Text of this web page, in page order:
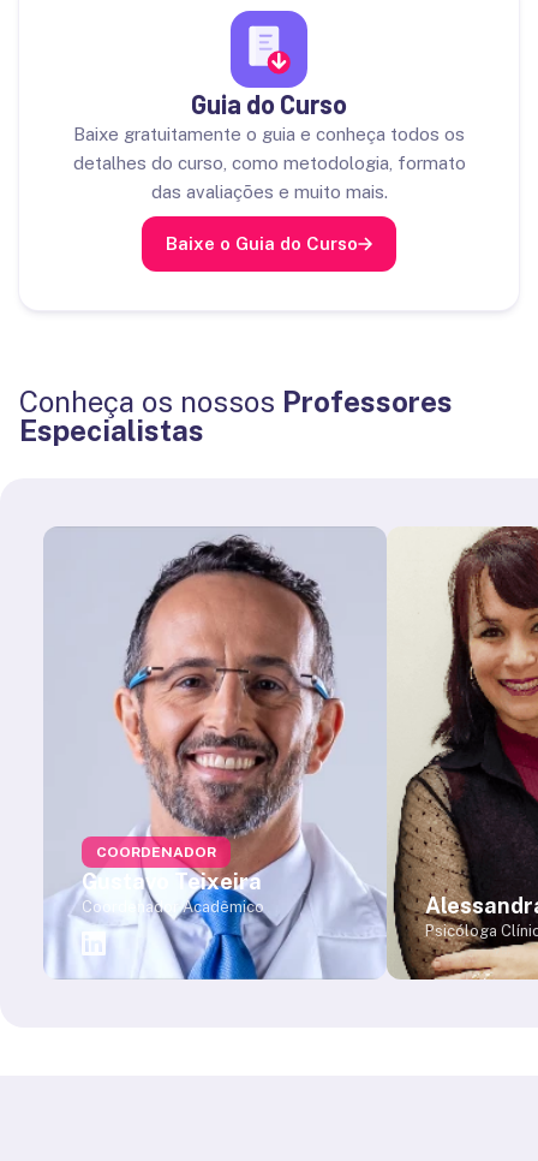
Guia do Curso
Baixe gratuitamente o guia e conheça todos os
detalhes do curso, como metodologia, formato
das avaliações e muito mais.
Baixe o Guia do Curso
Conheça os nossos Professores
Especialistas
COORDENADOR
Gustavo Teixeira
Coordenador Acadêmico
Psicóloga
Especialista
Pedagógica